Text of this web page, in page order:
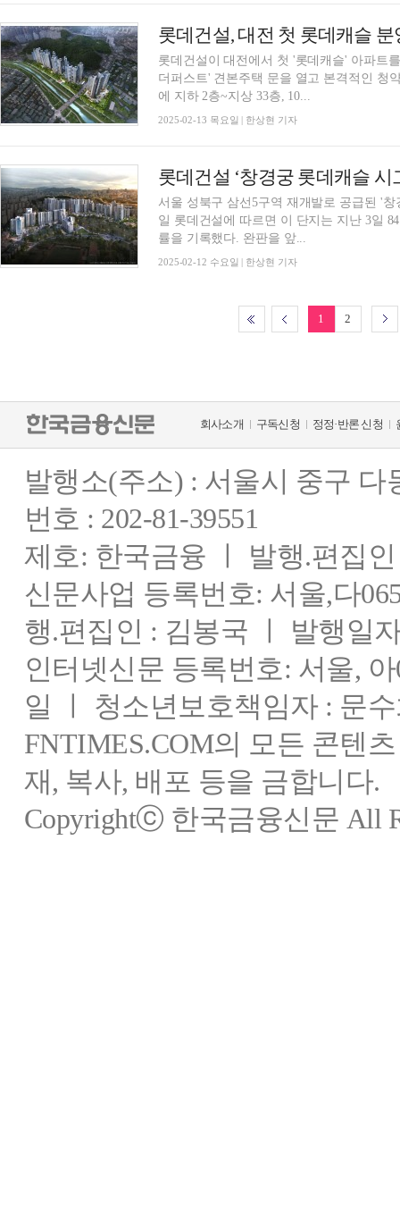
롯데건설, 대전 첫 롯데캐슬
롯데건설이 대전에서 첫 '롯데캐슬' 아파트
더퍼스트' 견본주택 문을 열고 본격적인 청
에 지하 2층~지상 33층, 10...
2025-02-13 목요일 | 한상현 기자
롯데건설 ‘창경궁 롯데캐슬 시
서울 성북구 삼선5구역 재개발로 공급된 '
일 롯데건설에 따르면 이 단지는 지난 3일
률을 기록했다. 완판을 앞...
2025-02-12 수요일 | 한상현 기자
1 2
회사소개 구독신청 정정·반론 신청
발행소(주소) : 서울시 중구
번호 : 202-81-39551
제호: 한국금융 ㅣ 발행.편집
신문사업 등록번호: 서울,다
행.편집인 : 김봉국 ㅣ 발행일
인터넷신문 등록번호: 서울,
일 ㅣ 청소년보호책임자 : 문
FNTIMES.COM의 모든 콘텐
재, 복사, 배포 등을 금합니다.
Copyrightⓒ 한국금융신문 All